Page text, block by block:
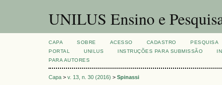
UNILUS Ensino e
CAPA SOBRE ACESSO CADASTRO
PESQUISA
PORTAL
UNILUS INSTRUÇÕES PARA SUBMISSÃO
PARA AUTORES
Capa > v. 13, n. 30 (2016) > Spinassi